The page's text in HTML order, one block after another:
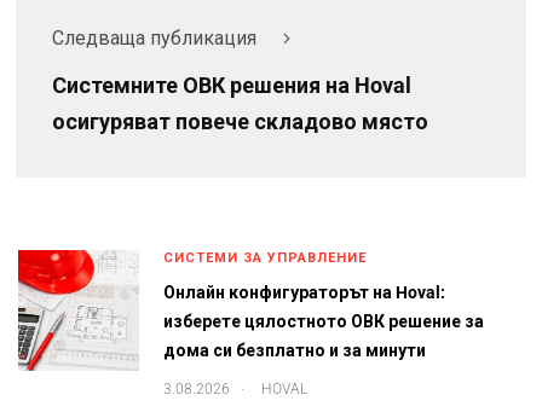
Следваща публикация
Системните ОВК решения на Hoval
осигуряват повече складово място
СИСТЕМИ ЗА УПРАВЛЕНИЕ
Онлайн конфигураторът на Hoval:
изберете цялостното ОВК решение за
дома си безплатно и за минути
3.08.2026 HOVAL